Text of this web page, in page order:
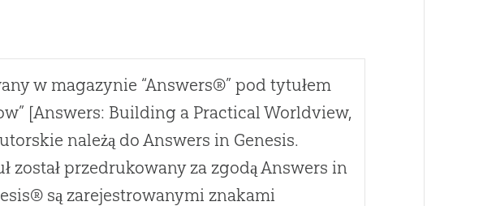
w magazynie “Answers®” pod tytułem
[Answers: Building a Practical Worldview,
należą do Answers in Genesis.
został przedrukowany za zgodą Answers in
są zarejestrowanymi znakami